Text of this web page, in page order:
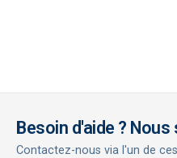
Besoin d'aide ? Nous
Contactez-nous via l'un de